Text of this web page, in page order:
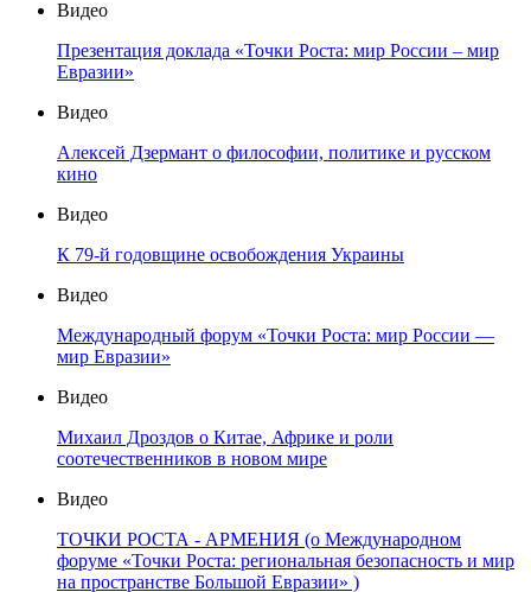
Видео
Презентация доклада «Точки Роста: мир России – мир
Евразии»
Видео
Алексей Дзермант о философии, политике и русском
кино
Видео
К 79-й годовщине освобождения Украины
Видео
Международный форум «Точки Роста: мир России —
мир Евразии»
Видео
Михаил Дроздов о Китае, Африке и роли
соотечественников в новом мире
Видео
ТОЧКИ РОСТА - АРМЕНИЯ (о Международном
форуме «Точки Роста: региональная безопасность и мир
на пространстве Большой Евразии» )